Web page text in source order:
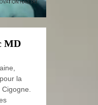
MD
la